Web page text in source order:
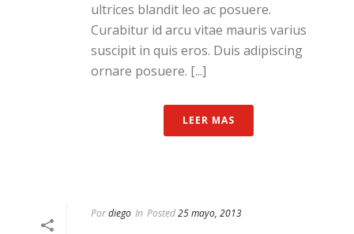
ultrices blandit leo ac posuere.
Curabitur id arcu vitae mauris varius
suscipit in quis eros. Duis adipiscing
ornare posuere. [...]
LEER MAS
Pordiego In Posted25 mayo, 2013